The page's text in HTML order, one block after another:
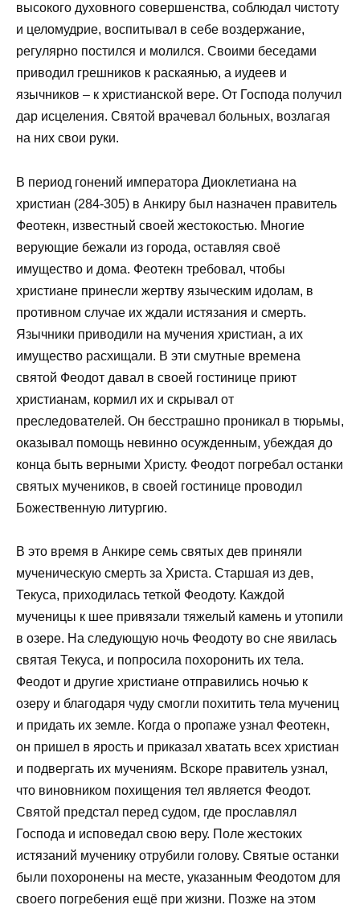
высокого духовного совершенства, соблюдал чистоту
и целомудрие, воспитывал в себе воздержание,
регулярно постился и молился. Своими беседами
приводил грешников к раскаянью, а иудеев и
язычников – к христианской вере. От Господа получил
дар исцеления. Святой врачевал больных, возлагая
на них свои руки.
В период гонений императора Диоклетиана на
христиан (284-305) в Анкиру был назначен правитель
Феотекн, известный своей жестокостью. Многие
верующие бежали из города, оставляя своё
имущество и дома. Феотекн требовал, чтобы
христиане принесли жертву языческим идолам, в
противном случае их ждали истязания и смерть.
Язычники приводили на мучения христиан, а их
имущество расхищали. В эти смутные времена
святой Феодот давал в своей гостинице приют
христианам, кормил их и скрывал от
преследователей. Он бесстрашно проникал в тюрьмы,
оказывал помощь невинно осужденным, убеждая до
конца быть верными Христу. Феодот погребал останки
святых мучеников, в своей гостинице проводил
Божественную литургию.
В это время в Анкире семь святых дев приняли
мученическую смерть за Христа. Старшая из дев,
Текуса, приходилась теткой Феодоту. Каждой
мученицы к шее привязали тяжелый камень и утопили
в озере. На следующую ночь Феодоту во сне явилась
святая Текуса, и попросила похоронить их тела.
Феодот и другие христиане отправились ночью к
озеру и благодаря чуду смогли похитить тела мучениц
и придать их земле. Когда о пропаже узнал Феотекн,
он пришел в ярость и приказал хватать всех христиан
и подвергать их мучениям. Вскоре правитель узнал,
что виновником похищения тел является Феодот.
Святой предстал перед судом, где прославлял
Господа и исповедал свою веру. Поле жестоких
истязаний мученику отрубили голову. Святые останки
были похоронены на месте, указанным Феодотом для
своего погребения ещё при жизни. Позже на этом